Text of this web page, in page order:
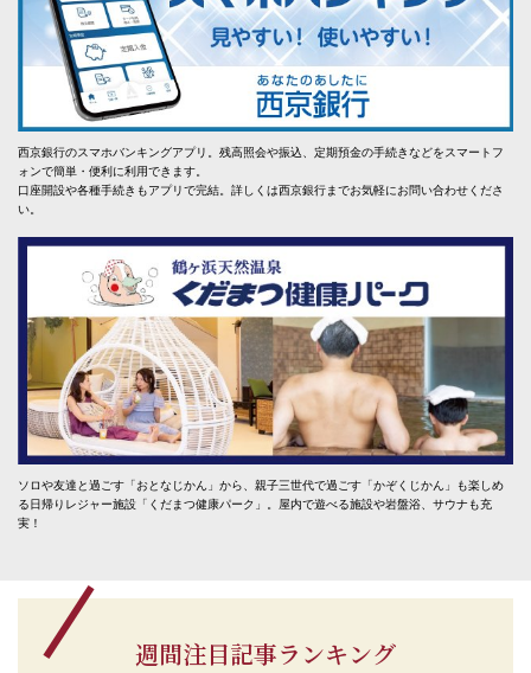
西京銀行のスマホバンキングアプリ。残高照会や振込、定期預金の手続きなどをスマートフ
ォンで簡単・便利に利用できます。
口座開設や各種手続きもアプリで完結。詳しくは西京銀行までお気軽にお問い合わせくださ
い。
ソロや友達と過ごす「おとなじかん」から、親子三世代で過ごす「かぞくじかん」も楽しめ
る日帰りレジャー施設「くだまつ健康パーク」。屋内で遊べる施設や岩盤浴、サウナも充
実！
週間注目記事ランキング